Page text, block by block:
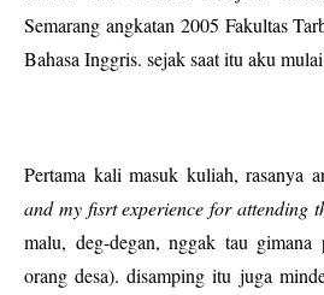
Semarang angkatan 2005 Fakultas
Bahasa Inggris. sejak saat itu aku
Pertama kali masuk kuliah, rasanya
and my fisrt experience for attending
malu, deg-degan, nggak tau
orang desa). disamping itu juga